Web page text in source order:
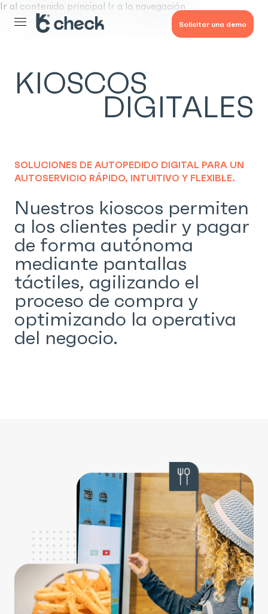
Ir al contenido principal Ir a la navegación
Solicitar una demo
Kioscos Digitales
IA Hotelera
Kioscos Digitales
Digitalización de pedidos QR
Datáfono comandero
Ver todo
KIOSCOS
DIGITALES
SOLUCIONES DE AUTOPEDIDO DIGITAL PARA UN
AUTOSERVICIO RÁPIDO, INTUITIVO Y FLEXIBLE.
Nuestros kioscos permiten
a los clientes pedir y pagar
de forma autónoma
mediante pantallas
táctiles, agilizando el
proceso de compra y
optimizando la operativa
del negocio.